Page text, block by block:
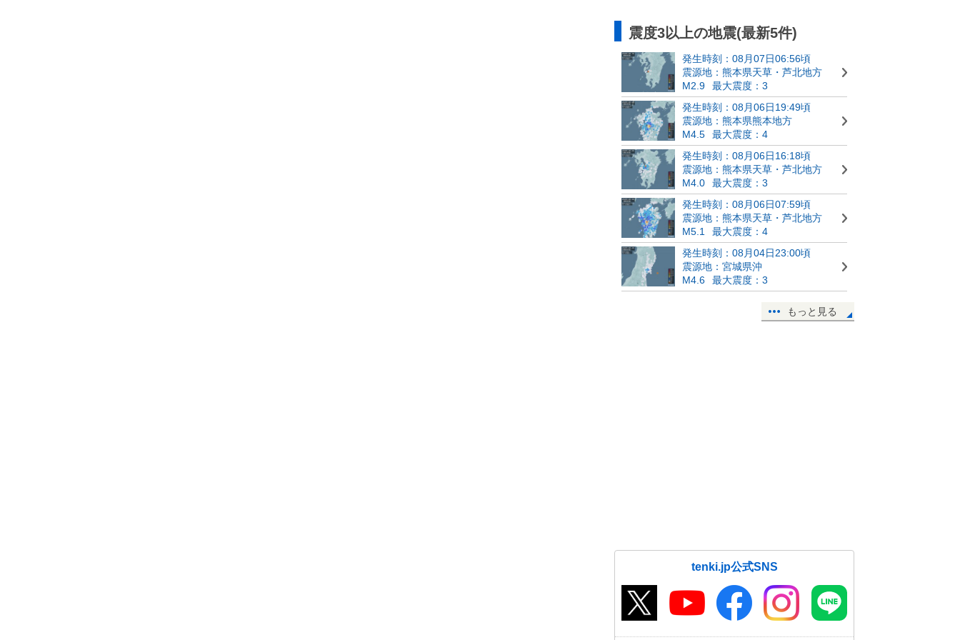
震度3以上の地震(最新5件)
発生時刻：08月07日06:56頃
震源地：熊本県天草・芦北地方
M2.9
最大震度：3
発生時刻：08月06日19:49頃
震源地：熊本県熊本地方
M4.5
最大震度：4
発生時刻：08月06日16:18頃
震源地：熊本県天草・芦北地方
M4.0
最大震度：3
発生時刻：08月06日07:59頃
震源地：熊本県天草・芦北地方
M5.1
最大震度：4
発生時刻：08月04日23:00頃
震源地：宮城県沖
M4.6
最大震度：3
もっと見る
tenki.jp公式SNS